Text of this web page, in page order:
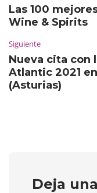
Las 100
Wine & Spirits
Siguiente
Nueva cita con
Atlantic 2021
(Asturias)
Deja